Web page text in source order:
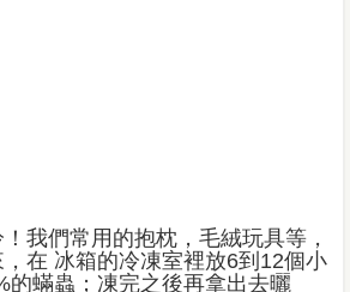
我們常用的抱枕，毛絨玩具等，
在 冰箱的冷凍室裡放6到12個小
的蟎蟲；凍完之後再拿出去曬